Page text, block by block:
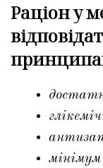
Раціон у